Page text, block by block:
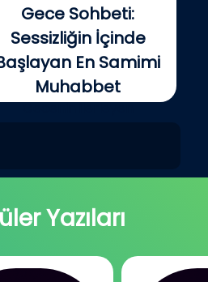
Gece Sohbeti:
Sessizliğin İçinde
En Samimi
Muhabbet
Gecenin ilerleyen
Yazıları